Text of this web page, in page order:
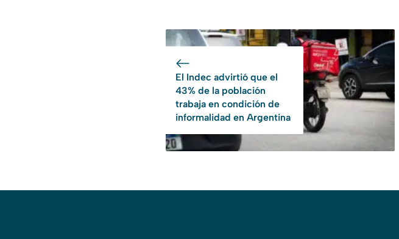
El Indec advirtió que el
43% de la población
trabaja en condición de
informalidad en Argentina